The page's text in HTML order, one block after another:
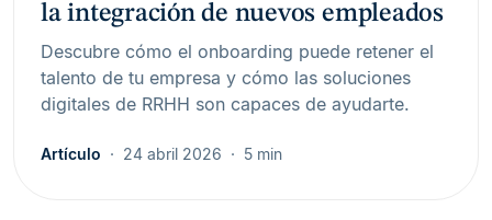
la integración de nuevos empleados
Descubre cómo el onboarding puede retener el
talento de tu empresa y cómo las soluciones
digitales de RRHH son capaces de ayudarte.
Artículo 24 abril 2026 5 min